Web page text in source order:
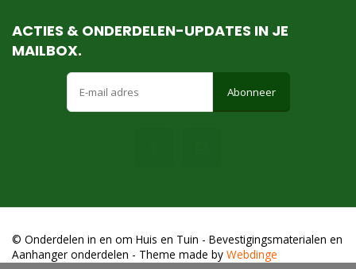
ACTIES & ONDERDELEN-UPDATES IN JE
MAILBOX.
Abonneer
© Onderdelen in en om Huis en Tuin - Bevestigingsmaterialen en
Aanhanger onderdelen - Theme made by Webdinge